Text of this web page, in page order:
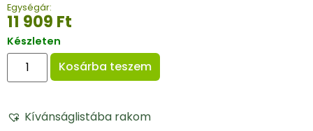
Egységár:
11 909 Ft
Készleten
Kosárba teszem
Kívánságlistába rakom